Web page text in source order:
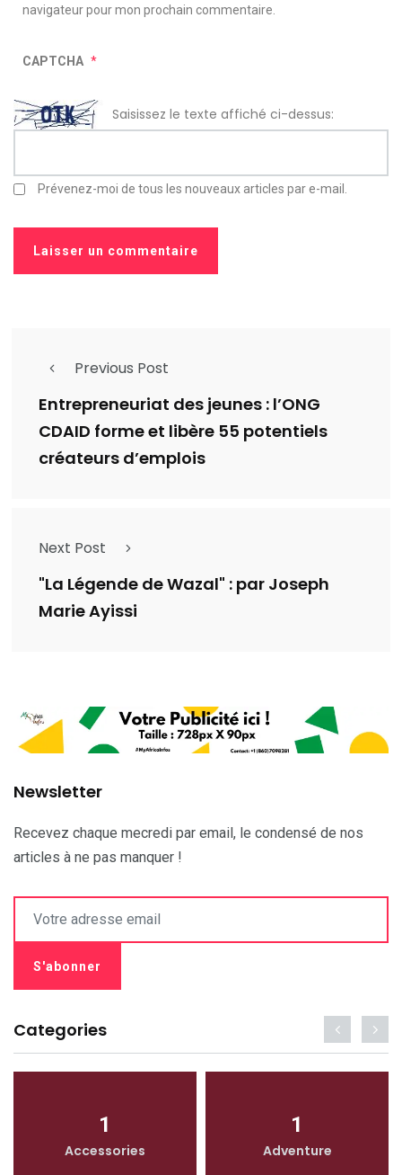
navigateur pour mon prochain commentaire.
CAPTCHA *
Saisissez le texte affiché ci-dessus:
Prévenez-moi de tous les nouveaux articles par e-mail.
Previous Post
Entrepreneuriat des jeunes : l’ONG
CDAID forme et libère 55 potentiels
créateurs d’emplois
Next Post
"La Légende de Wazal" : par Joseph
Marie Ayissi
Newsletter
Recevez chaque mecredi par email, le condensé de nos
articles à ne pas manquer !
Categories
1
Accessories
1
Adventure